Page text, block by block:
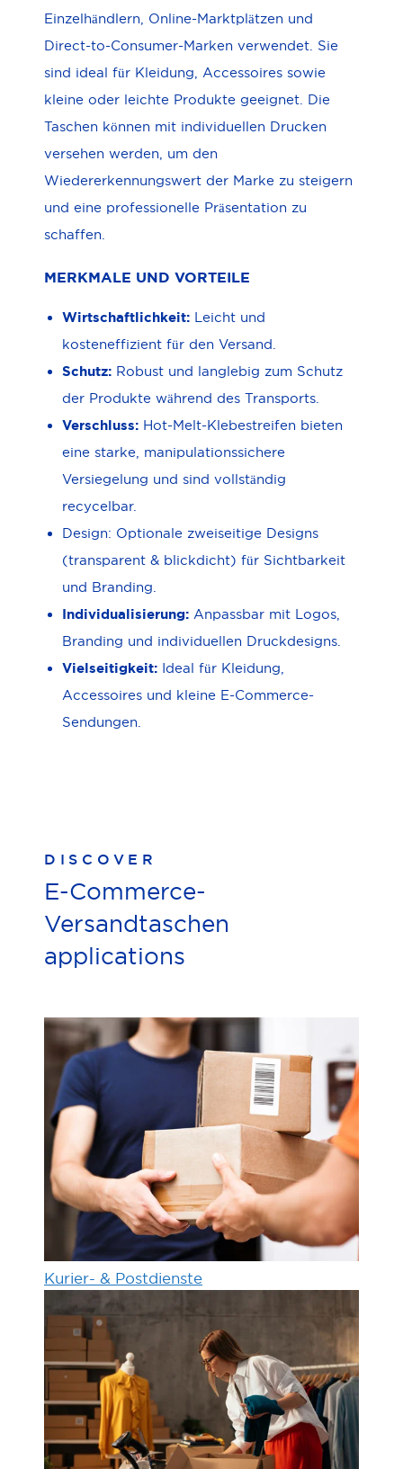
Einzelhändlern, Online-Marktplätzen und
Direct-to-Consumer-Marken verwendet. Sie
sind ideal für Kleidung, Accessoires sowie
kleine oder leichte Produkte geeignet. Die
Taschen können mit individuellen Drucken
versehen werden, um den
Wiedererkennungswert der Marke zu steigern
und eine professionelle Präsentation zu
schaffen.
MERKMALE UND VORTEILE
Wirtschaftlichkeit: Leicht und
kosteneffizient für den Versand.
Schutz: Robust und langlebig zum Schutz
der Produkte während des Transports.
Verschluss: Hot-Melt-Klebestreifen bieten
eine starke, manipulationssichere
Versiegelung und sind vollständig
recycelbar.
Design: Optionale zweiseitige Designs
(transparent & blickdicht) für Sichtbarkeit
und Branding.
Individualisierung: Anpassbar mit Logos,
Branding und individuellen Druckdesigns.
Vielseitigkeit: Ideal für Kleidung,
Accessoires und kleine E-Commerce-
Sendungen.
DISCOVER
E-Commerce-
Versandtaschen
applications
Kurier- & Postdienste